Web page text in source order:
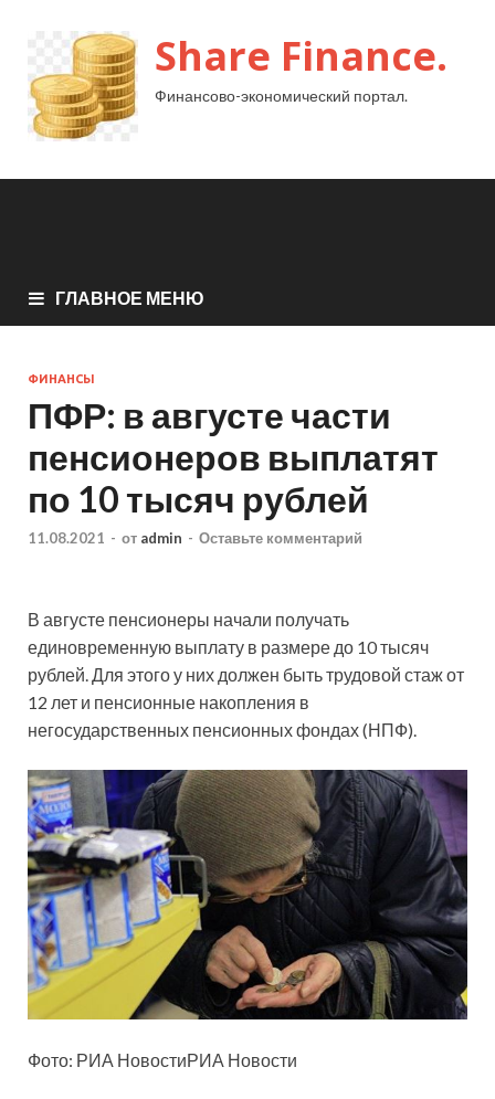
Share Finance.
Финансово-экономический портал.
ГЛАВНОЕ МЕНЮ
ФИНАНСЫ
ПФР: в августе части
пенсионеров выплатят
по 10 тысяч рублей
11.08.2021 - от admin - Оставьте комментарий
В августе пенсионеры начали получать
единовременную выплату в размере до 10 тысяч
рублей. Для этого у них должен быть трудовой стаж от
12 лет и пенсионные накопления в
негосударственных пенсионных фондах (НПФ).
Фото: РИА НовостиРИА Новости